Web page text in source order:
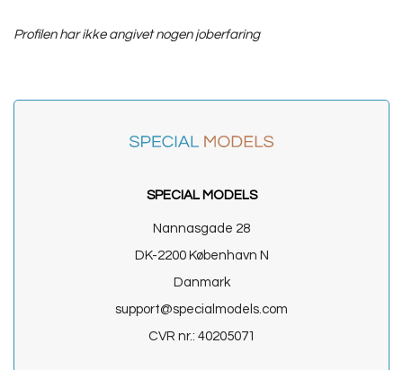
Profilen har ikke angivet nogen joberfaring
SPECIAL MODELS
Nannasgade 28
DK-2200 København N
Danmark
support@specialmodels.com
CVR nr.: 40205071